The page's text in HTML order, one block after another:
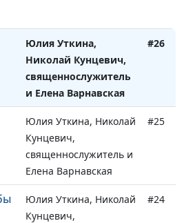
Юлия Уткина,
Николай Кунцевич,
священнослужитель
и Елена Варнавская
#26
Юлия Уткина, Николай
Кунцевич,
священнослужитель и
Елена Варнавская
#25
Юлия Уткина, Николай
Кунцевич,
#24